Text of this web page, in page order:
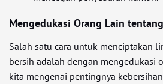
Mengedukasi Orang Lain
Salah satu cara untuk menciptakan
bersih adalah dengan mengedukasi
kita mengenai pentingnya